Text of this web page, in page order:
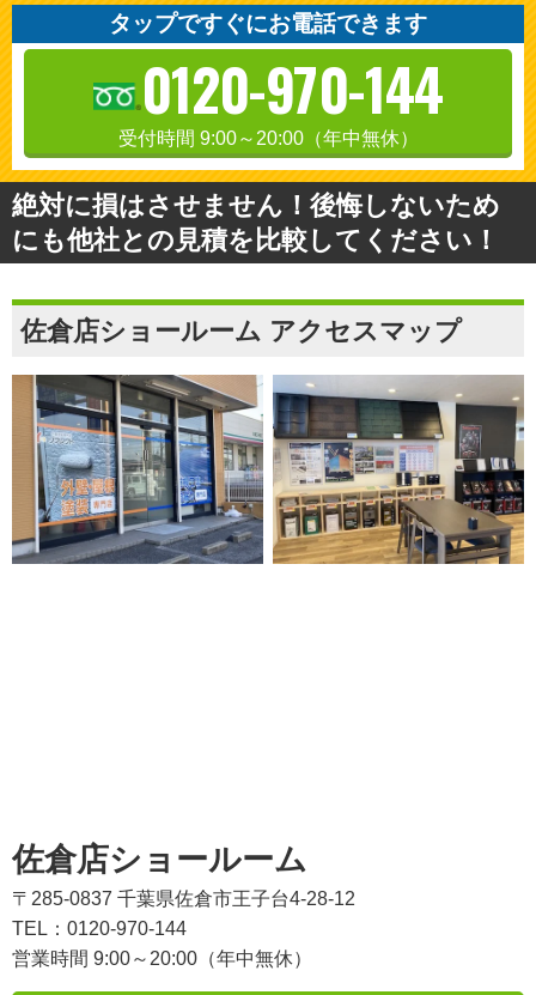
タップですぐにお電話できます
0120-970-144
受付時間 9:00～20:00（年中無休）
絶対に損はさせません！後悔しないため
にも他社との見積を比較してください！
佐倉店ショールーム アクセスマップ
佐倉店ショールーム
〒285-0837 千葉県佐倉市王子台4-28-12
TEL：0120-970-144
営業時間 9:00～20:00（年中無休）